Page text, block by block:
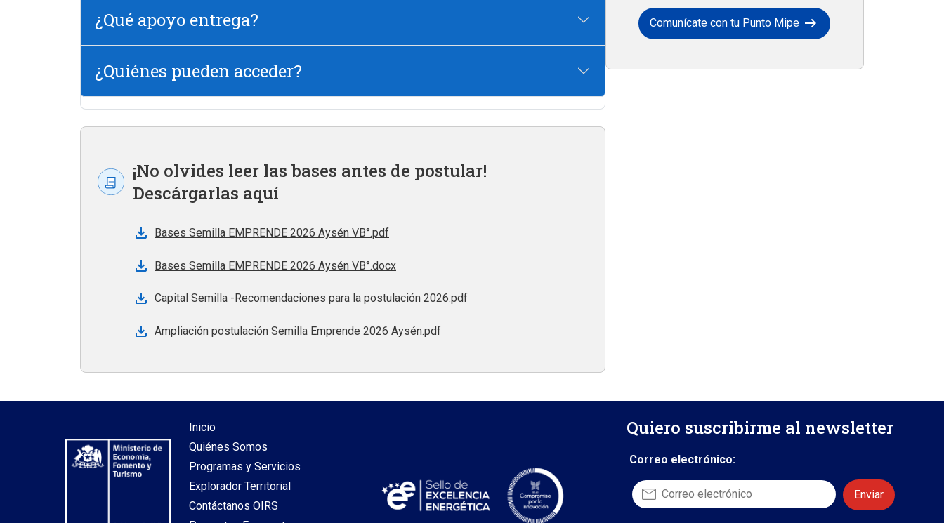
¿Qué apoyo entrega?
¿Quiénes pueden acceder?
¡No olvides leer las bases antes de postular!
Descárgarlas aquí
Bases Semilla EMPRENDE 2026 Aysén VB°.pdf
Bases Semilla EMPRENDE 2026 Aysén VB°.docx
Capital Semilla -Recomendaciones para la postulación 2026.pdf
Ampliación postulación Semilla Emprende 2026 Aysén.pdf
Comunícate con tu Punto Mipe arrow_right_alt
Inicio
Quiénes Somos
Programas y Servicios
Explorador Territorial
Contáctanos OIRS
Quiero suscribirme al newsletter
Correo electrónico: